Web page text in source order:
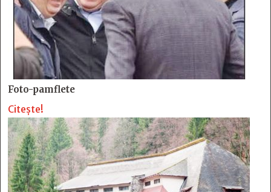
Foto-pamflete
Citește!